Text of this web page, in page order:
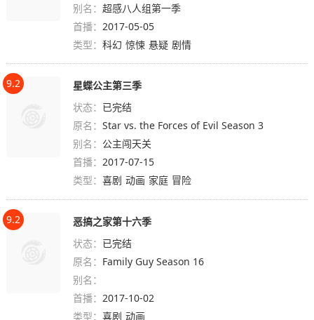
别名：超感八人组第一季
首播： 2017-05-05
类型：科幻 惊悚 悬疑 剧情
9.2
星蝶公主第三季
状态： 已完结
原名：Star vs. the Forces of Evil Season 3
别名： 公主闯天关
首播：2017-07-15
类型：喜剧 动画 家庭 冒险
9.2
恶搞之家第十六季
状态： 已完结
原名： Family Guy Season 16
别名：
首播：2017-10-02
类型：喜剧 动画